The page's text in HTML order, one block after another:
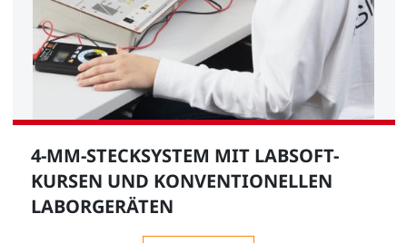
4-MM-STECKSYSTEM MIT LABSOFT-
KURSEN UND KONVENTIONELLEN
LABORGERÄTEN